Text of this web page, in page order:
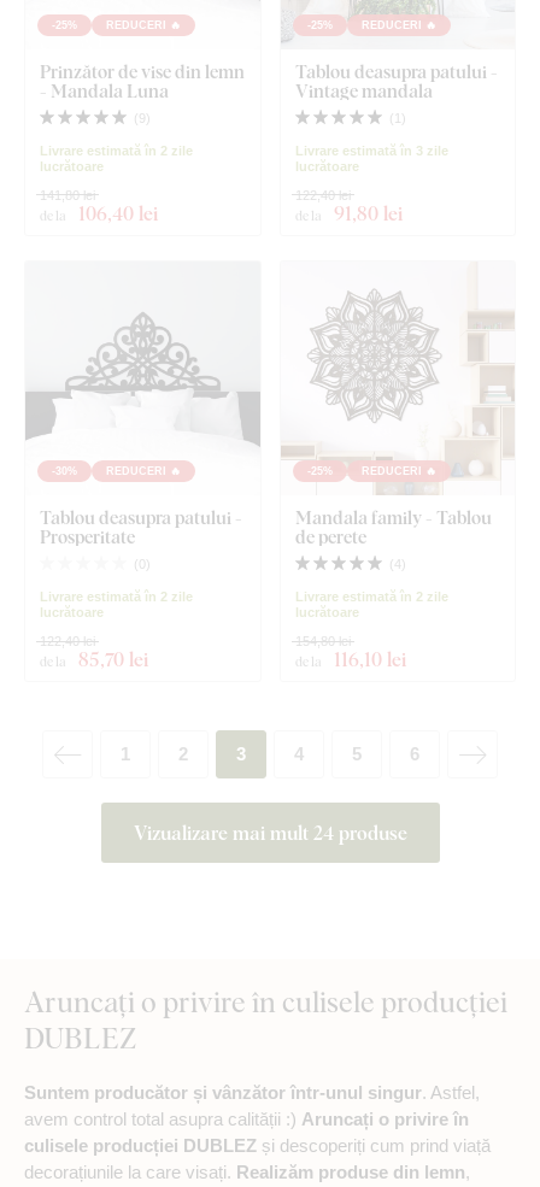
-25% REDUCERI 🔥
Prinzător de vise din lemn
- Mandala Luna
( 9)
Livrare estimată în 2 zile
lucrătoare
de la 106,40 lei
141,80 lei
-25% REDUCERI 🔥
Tablou deasupra patului -
Vintage mandala
( 1 )
Livrare estimată în 3 zile
lucrătoare
de la 91,80 lei
122,40 lei
-30% REDUCERI 🔥
Tablou deasupra patului -
Prosperitate
( 0)
Livrare estimată în 2 zile
lucrătoare
de la 85,70 lei
122,40 lei
-25% REDUCERI 🔥
Mandala family - Tablou
de perete
( 4)
Livrare estimată în 2 zile
lucrătoare
de la 116,10 lei
154,80 lei
Vizualizare mai mult 24 produse
1 2 3 4 5 6
Aruncați o privire în culisele producției
DUBLEZ
Suntem producător și vânzător într-unul singur. Astfel,
avem control total asupra calității :) Aruncați o privire în
culisele producției DUBLEZ și descoperiți cum prind viață
decorațiunile la care visați. Realizăm produse din lemn,